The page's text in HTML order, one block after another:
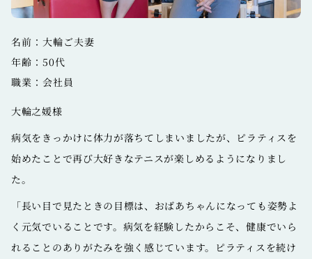
名前：大輪ご夫妻
年齢：50代
職業：会社員
大輪之媛様
病気をきっかけに体力が落ちてしまいましたが、ピラティスを
始めたことで再び大好きなテニスが楽しめるようになりまし
た。
「長い目で見たときの目標は、おばあちゃんになっても姿勢よ
く元気でいることです。病気を経験したからこそ、健康でいら
れることのありがたみを強く感じています。ピラティスを続け